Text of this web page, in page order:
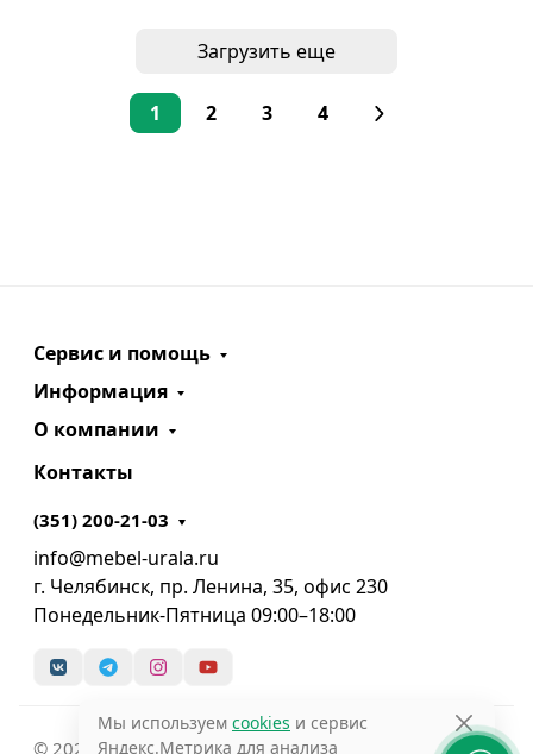
Загрузить еще
1 2 3 4
Сервис и помощь
Информация
О компании
Контакты
(351) 200-21-03
info@mebel-urala.ru
г. Челябинск, пр. Ленина, 35, офис 230
Понедельник-Пятница 09:00–18:00
© 2025 Интернет-магазин Мебель Урала
Мы используем cookies и сервис
Яндекс.Метрика для анализа